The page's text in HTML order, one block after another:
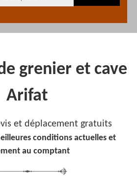
grenier et cave
Arifat
et déplacement gratuits
conditions actuelles et
au comptant